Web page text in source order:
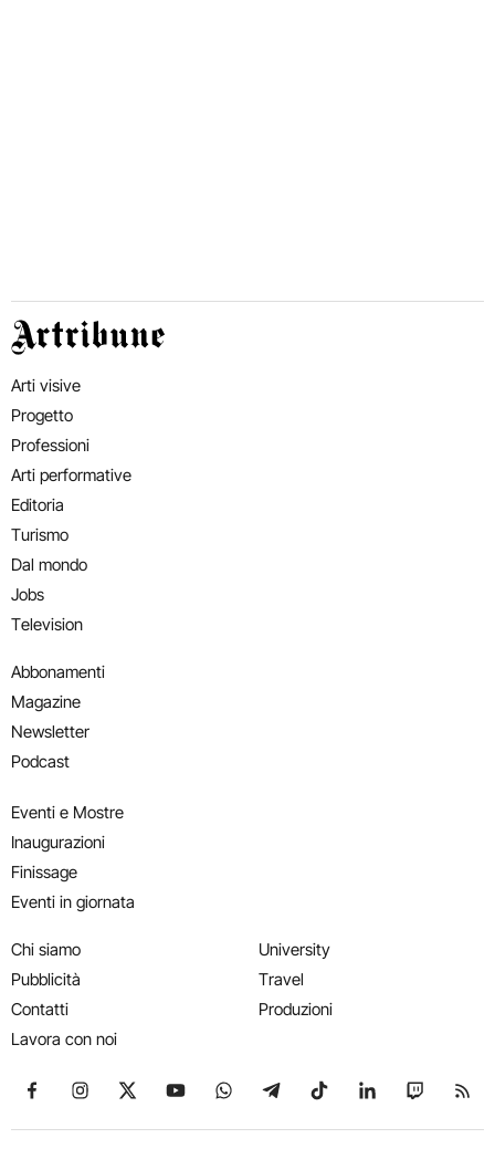
Artribune
Arti visive
Progetto
Professioni
Arti performative
Editoria
Turismo
Dal mondo
Jobs
Television
Abbonamenti
Magazine
Newsletter
Podcast
Eventi e Mostre
Inaugurazioni
Finissage
Eventi in giornata
Chi siamo
Pubblicità
Contatti
Lavora con noi
University
Travel
Produzioni
Seguici su Facebook
Seguici su Instagram
Seguici su X
Seguici su YouTube
Seguici su WhatsApp
Seguici su Telegram
Seguici su TikTok
Seguici su
Seguici